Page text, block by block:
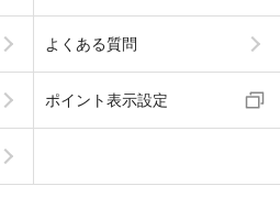
よくある質問
ポイント表示設定